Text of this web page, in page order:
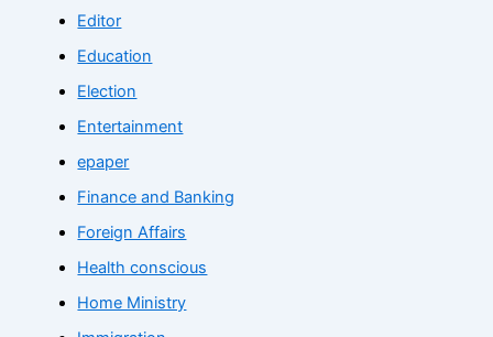
Editor
Education
Election
Entertainment
epaper
Finance and Banking
Foreign Affairs
Health conscious
Home Ministry